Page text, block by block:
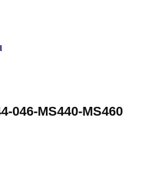
046-MS440-MS460